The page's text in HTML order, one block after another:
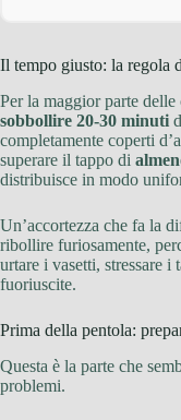
Il tempo giusto: la regola
Per la maggior parte delle
sobbollire 20-30 minuti
completamente coperti
superare il tappo di
distribuisce in modo
Un’accortezza che fa la
ribollire furiosamente,
urtare i vasetti, stressare
fuoriuscite.
Prima della pentola:
Questa è la parte che
problemi.